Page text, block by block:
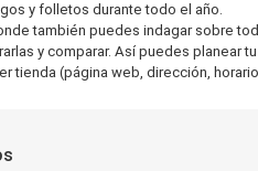
y folletos durante todo el año.
también puedes indagar sobre
y comparar. Así puedes planear
tienda (página web, dirección,